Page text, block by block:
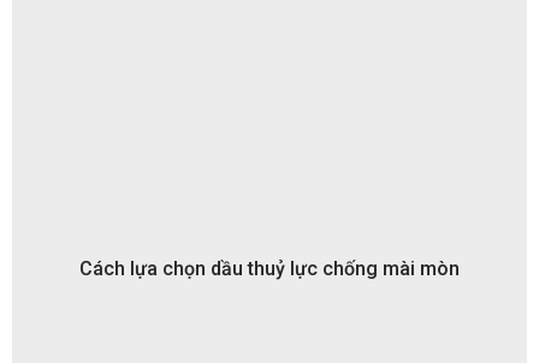
Cách lựa chọn dầu thuỷ lực chống mài mòn